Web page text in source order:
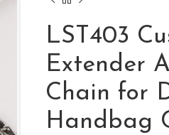
LST403
Extender
Chain for
Handbag